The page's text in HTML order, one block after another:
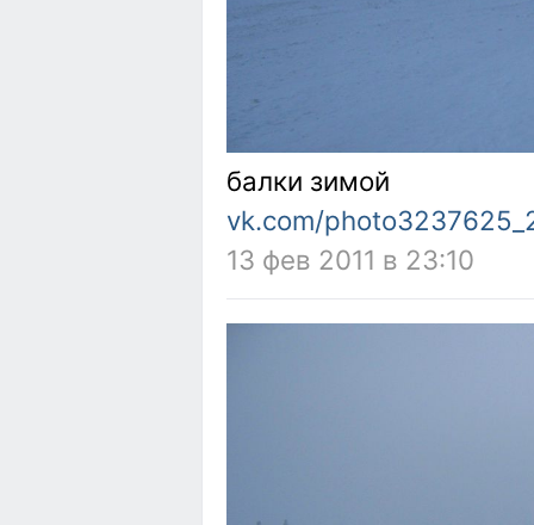
балки зимой
vk.com/
13 фев 2011 в 23:10